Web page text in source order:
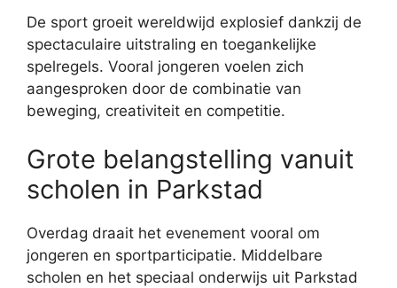
De sport groeit wereldwijd explosief dankzij de
spectaculaire uitstraling en toegankelijke
spelregels. Vooral jongeren voelen zich
aangesproken door de combinatie van
beweging, creativiteit en competitie.
Grote belangstelling vanuit
scholen in Parkstad
Overdag draait het evenement vooral om
jongeren en sportparticipatie. Middelbare
scholen en het speciaal onderwijs uit Parkstad